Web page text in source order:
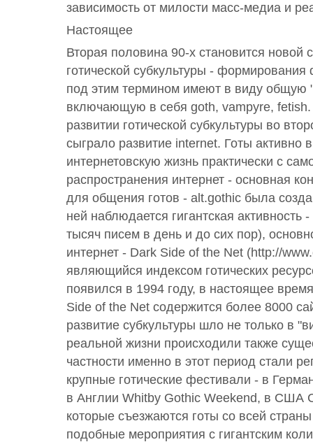
зависимость от милости масс-медиа и
Настоящее
Вторая половина 90-х становится новой
готической субкультуры -
под этим термином имеют в виду общую
включающую в себя goth, vampyre,
развитии готической субкультуры во
сыграло развитие internet. Готы активно
интернетовскую жизнь практически с
распространения интернет - основная
для общения готов - alt.gothic была
ней наблюдается гигантская активность
тысяч писем в день и до сих пор),
интернет - Dark Side of the Net (http://
являющийся индексом готических
появился в 1994 году, в настоящее
Side of the Net содержится более 8000
развитие субкультуры шло не только в
реальной жизни происходили также
частности именно в этот период стали
крупные готические фестивали - в
в Англии Whitby Gothic Weekend, в США
которые съезжаются готы со всей
подобные мероприятия с гигантским